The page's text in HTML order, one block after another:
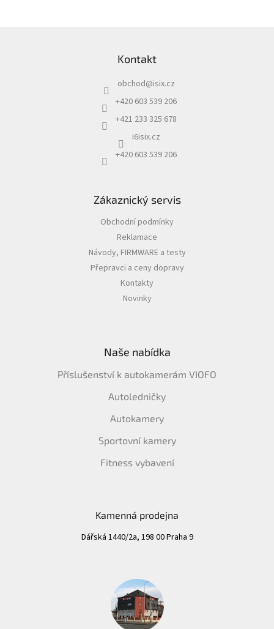
Kontakt
obchod@isix.cz
+420 603 539 206
+421 233 325 678
i6isix.cz
+420 603 539 206
Zákaznický servis
Obchodní podmínky
Reklamace
Návody, FIRMWARE a testy
Přepravci a ceny dopravy
Kontakty
Novinky
Naše nabídka
Příslušenství k autokamerám VIOFO
Autoledničky
Autokamery
Sportovní kamery
Fitness vybavení
Kamenná prodejna
Dářská 1440/2a, 198 00 Praha 9